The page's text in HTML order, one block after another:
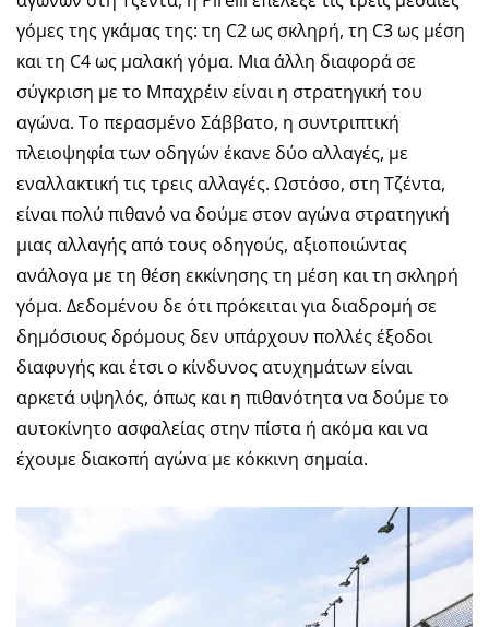
γόμες της γκάμας της: τη C2 ως σκληρή, τη C3 ως μέση
και τη C4 ως μαλακή γόμα. Μια άλλη διαφορά σε
σύγκριση με το Μπαχρέιν είναι η στρατηγική του
αγώνα. Το περασμένο Σάββατο, η συντριπτική
πλειοψηφία των οδηγών έκανε δύο αλλαγές, με
εναλλακτική τις τρεις αλλαγές. Ωστόσο, στη Τζέντα,
είναι πολύ πιθανό να δούμε στον αγώνα στρατηγική
μιας αλλαγής από τους οδηγούς, αξιοποιώντας
ανάλογα με τη θέση εκκίνησης τη μέση και τη σκληρή
γόμα. Δεδομένου δε ότι πρόκειται για διαδρομή σε
δημόσιους δρόμους δεν υπάρχουν πολλές έξοδοι
διαφυγής και έτσι ο κίνδυνος ατυχημάτων είναι
αρκετά υψηλός, όπως και η πιθανότητα να δούμε το
αυτοκίνητο ασφαλείας στην πίστα ή ακόμα και να
έχουμε διακοπή αγώνα με κόκκινη σημαία.